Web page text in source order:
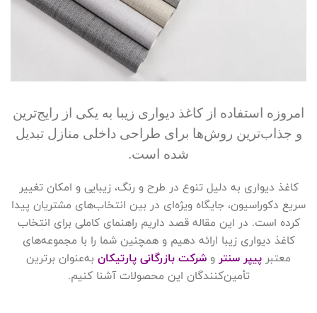
امروزه استفاده از کاغذ دیواری زیبا به یکی از رایج‌ترین
و جذاب‌ترین روش‌ها برای طراحی داخلی منازل تبدیل
شده است.
کاغذ دیواری به دلیل تنوع در طرح و رنگ، زیبایی و امکان تغییر
سریع دکوراسیون، جایگاه ویژه‌ای در بین انتخاب‌های مشتریان پیدا
کرده است. در این مقاله قصد داریم راهنمای کاملی برای انتخاب
کاغذ دیواری زیبا ارائه دهیم و همچنین شما را با مجموعه‌های
معتبرپیپر سنترو شرکت بازرگانی پارتیکان به‌عنوان برترین
تأمین‌کنندگان این محصولات آشنا کنیم.